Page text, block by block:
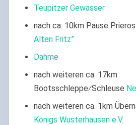
Teupitzer Gewässer
nach ca. 10km Pause Prieros
Alten Fritz”
Dahme
nach weiteren ca. 17km
Bootsschleppe⁄Schleuse
nach weiteren ca. 1km
Königs Wusterhausen e.V.